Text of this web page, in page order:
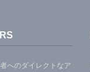
へのダイレクトなア